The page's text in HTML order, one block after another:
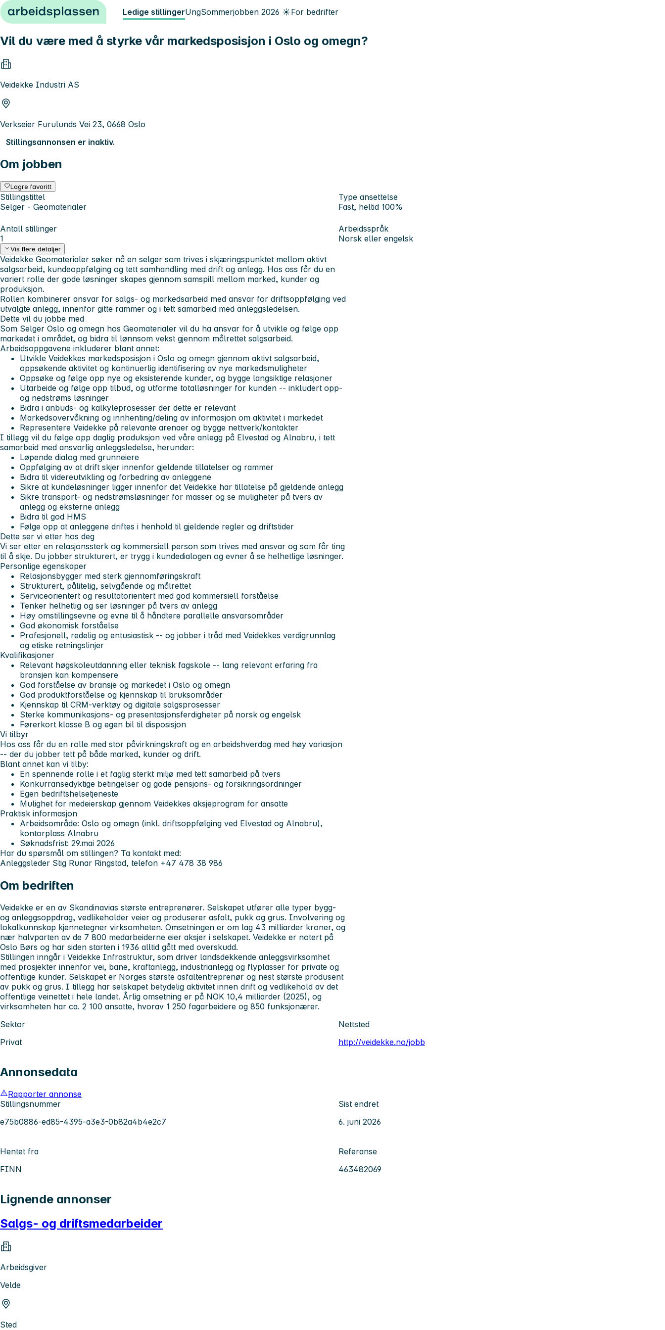
Hopp til innhold Ledige stillingerUngSommerjobben 2026 ☀️For bedrifter
Vil du være med å styrke vår markedsposisjon i Oslo og omegn?
Veidekke Industri AS
Verkseier Furulunds Vei 23, 0668 Oslo
Stillingsannonsen er inaktiv.
Om jobben
Lagre favoritt
Stillingstittel
Selger - Geomaterialer
Type ansettelse
Fast, heltid 100%
Antall stillinger
1
Arbeidsspråk
Norsk eller engelsk
Vis flere detaljer
Veidekke Geomaterialer søker nå en selger som trives i skjæringspunktet mellom aktivt
salgsarbeid, kundeoppfølging og tett samhandling med drift og anlegg. Hos oss får du en
variert rolle der gode løsninger skapes gjennom samspill mellom marked, kunder og
produksjon.
Rollen kombinerer ansvar for salgs- og markedsarbeid med ansvar for driftsoppfølging ved
utvalgte anlegg, innenfor gitte rammer og i tett samarbeid med anleggsledelsen.
Dette vil du jobbe med
Som Selger Oslo og omegn hos Geomaterialer vil du ha ansvar for å utvikle og følge opp
markedet i området, og bidra til lønnsom vekst gjennom målrettet salgsarbeid.
Arbeidsoppgavene inkluderer blant annet:
Utvikle Veidekkes markedsposisjon i Oslo og omegn gjennom aktivt salgsarbeid,
oppsøkende aktivitet og kontinuerlig identifisering av nye markedsmuligheter
Oppsøke og følge opp nye og eksisterende kunder, og bygge langsiktige relasjoner
Utarbeide og følge opp tilbud, og utforme totalløsninger for kunden -- inkludert opp-
og nedstrøms løsninger
Bidra i anbuds- og kalkyleprosesser der dette er relevant
Markedsovervåkning og innhenting/deling av informasjon om aktivitet i markedet
Representere Veidekke på relevante arenaer og bygge nettverk/kontakter
I tillegg vil du følge opp daglig produksjon ved våre anlegg på Elvestad og Alnabru, i tett
samarbeid med ansvarlig anleggsledelse, herunder:
Løpende dialog med grunneiere
Oppfølging av at drift skjer innenfor gjeldende tillatelser og rammer
Bidra til videreutvikling og forbedring av anleggene
Sikre at kundeløsninger ligger innenfor det Veidekke har tillatelse på gjeldende anlegg
Sikre transport- og nedstrømsløsninger for masser og se muligheter på tvers av
anlegg og eksterne anlegg
Bidra til god HMS
Følge opp at anleggene driftes i henhold til gjeldende regler og driftstider
Dette ser vi etter hos deg
Vi ser etter en relasjonssterk og kommersiell person som trives med ansvar og som får ting
til å skje. Du jobber strukturert, er trygg i kundedialogen og evner å se helhetlige løsninger.
Personlige egenskaper
Relasjonsbygger med sterk gjennomføringskraft
Strukturert, pålitelig, selvgående og målrettet
Serviceorientert og resultatorientert med god kommersiell forståelse
Tenker helhetlig og ser løsninger på tvers av anlegg
Høy omstillingsevne og evne til å håndtere parallelle ansvarsområder
God økonomisk forståelse
Profesjonell, redelig og entusiastisk -- og jobber i tråd med Veidekkes verdigrunnlag
og etiske retningslinjer
Kvalifikasjoner
Relevant høgskoleutdanning eller teknisk fagskole -- lang relevant erfaring fra
bransjen kan kompensere
God forståelse av bransje og markedet i Oslo og omegn
God produktforståelse og kjennskap til bruksområder
Kjennskap til CRM-verktøy og digitale salgsprosesser
Sterke kommunikasjons- og presentasjonsferdigheter på norsk og engelsk
Førerkort klasse B og egen bil til disposisjon
Vi tilbyr
Hos oss får du en rolle med stor påvirkningskraft og en arbeidshverdag med høy variasjon
-- der du jobber tett på både marked, kunder og drift.
Blant annet kan vi tilby:
En spennende rolle i et faglig sterkt miljø med tett samarbeid på tvers
Konkurransedyktige betingelser og gode pensjons- og forsikringsordninger
Egen bedriftshelsetjeneste
Mulighet for medeierskap gjennom Veidekkes aksjeprogram for ansatte
Praktisk informasjon
Arbeidsområde: Oslo og omegn (inkl. driftsoppfølging ved Elvestad og Alnabru),
kontorplass Alnabru
Søknadsfrist: 29.mai 2026
Har du spørsmål om stillingen? Ta kontakt med:
Anleggsleder Stig Runar Ringstad, telefon +47 478 38 986
Om bedriften
Veidekke er en av Skandinavias største entreprenører. Selskapet utfører alle typer bygg-
og anleggsoppdrag, vedlikeholder veier og produserer asfalt, pukk og grus. Involvering og
lokalkunnskap kjennetegner virksomheten. Omsetningen er om lag 43 milliarder kroner, og
nær halvparten av de 7 800 medarbeiderne eier aksjer i selskapet. Veidekke er notert på
Oslo Børs og har siden starten i 1936 alltid gått med overskudd.
Stillingen inngår i Veidekke Infrastruktur, som driver landsdekkende anleggsvirksomhet
med prosjekter innenfor vei, bane, kraftanlegg, industrianlegg og flyplasser for private og
offentlige kunder. Selskapet er Norges største asfaltentreprenør og nest største produsent
av pukk og grus. I tillegg har selskapet betydelig aktivitet innen drift og vedlikehold av det
offentlige veinettet i hele landet. Årlig omsetning er på NOK 10,4 milliarder (2025), og
virksomheten har ca. 2 100 ansatte, hvorav 1 250 fagarbeidere og 850 funksjonærer.
Sektor
Privat
Nettsted
http://veidekke.no/jobb
Annonsedata
Rapporter annonse
Stillingsnummer
e75b0886-ed85-4395-a3e3-0b82a4b4e2c7
Sist endret
6. juni 2026
Hentet fra
FINN
Referanse
463482069
Lignende annonser
Salgs- og driftsmedarbeider
Arbeidsgiver
Velde
Sted